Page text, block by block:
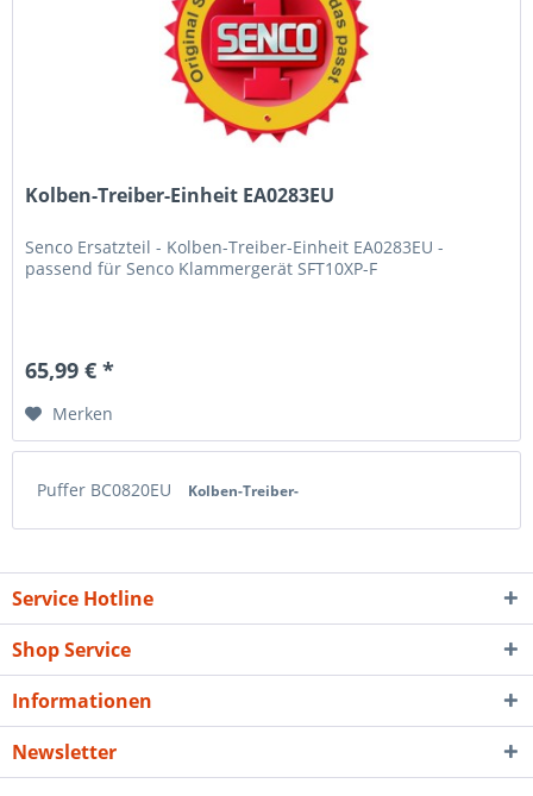
Kolben-Treiber-Einheit EA0283EU
Senco Ersatzteil - Kolben-Treiber-Einheit EA0283EU -
passend für Senco Klammergerät SFT10XP-F
65,99 € *
Merken
Puffer BC0820EU Kolben-Treiber-
Service Hotline
Shop Service
Informationen
Newsletter